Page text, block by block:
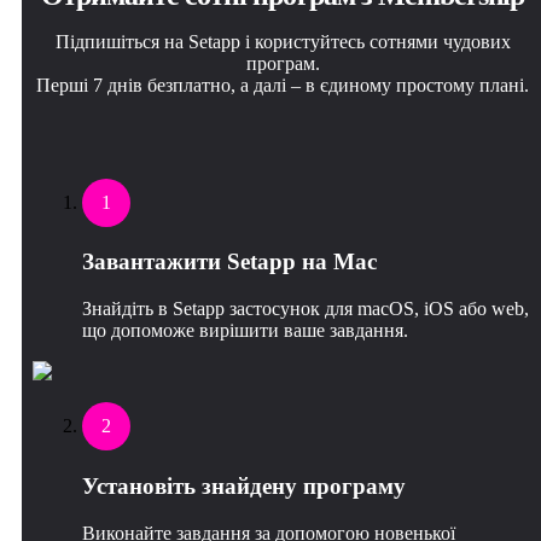
Підпишіться на Setapp і користуйтесь сотнями чудових
програм.
Перші 7 днів безплатно, а далі – в єдиному простому плані.
1
Завантажити Setapp на Mac
Знайдіть в Setapp застосунок для macOS, iOS або web,
що допоможе вирішити ваше завдання.
2
Установіть знайдену програму
Виконайте завдання за допомогою новенької